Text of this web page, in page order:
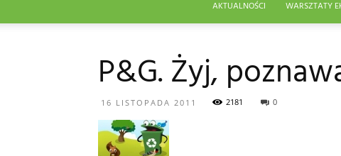
AKTUALNOŚCI WARSZTATY
P&G. Żyj,
16 LISTOPADA 2011 2181 0